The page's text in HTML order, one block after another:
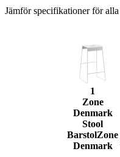
Jämför specifikationer för alla
1
Zone
Denmark
Stool
BarstolZone
Denmark